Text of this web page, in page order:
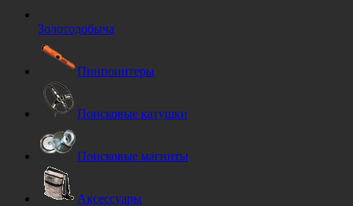
Золотодобыча
Пинпоинтеры
Поисковые катушки
Поисковые магниты
Аксессуары